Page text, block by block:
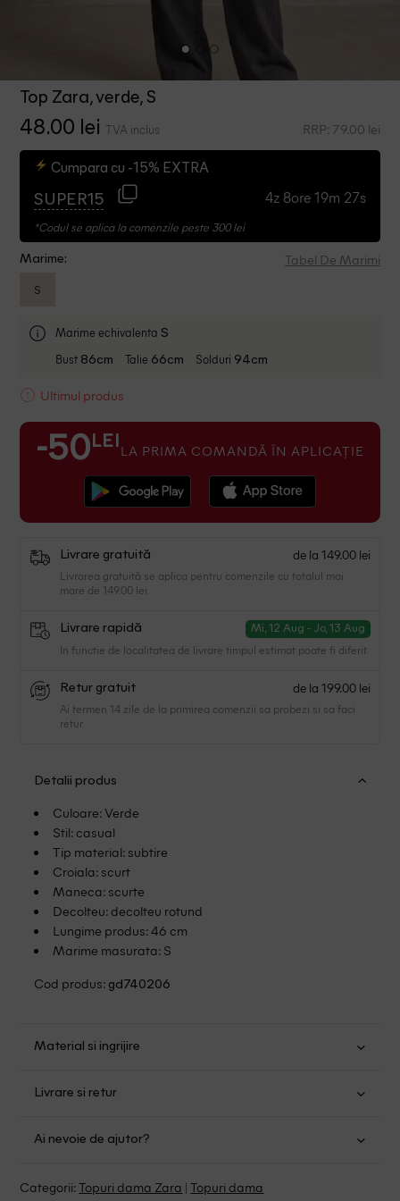
Top Zara, verde, S
48.00 lei TVA inclus RRP: 79.00 lei
Cumpara cu -15% EXTRA
SUPER15 4z 8ore 19m 26s
*Codul se aplica la comenzile peste 300 lei
Marime: Tabel De Marimi
S
Marime echivalenta S
Bust 86cm Talie 66cm Solduri 94cm
Ultimul produs
-50 LEI LA PRIMA COMANDĂ ÎN APLICAȚIE
Livrare gratuită de la 149.00 lei
Livrarea gratuită se aplica pentru comenzile cu totalul mai
mare de 149.00 lei
Livrare rapidă Mi, 12 Aug - Jo, 13 Aug
In functie de localitatea de livrare timpul estimat poate fi diferit.
Retur gratuit de la 199.00 lei
Ai termen 14 zile de la primirea comenzii sa probezi si sa faci
retur.
Detalii produs
Culoare: Verde
Stil: casual
Tip material: subtire
Croiala: scurt
Maneca: scurte
Decolteu: decolteu rotund
Lungime produs: 46 cm
Marime masurata: S
Cod produs: gd740206
Material si ingrijire
Nu folositi inalbitor
Nu uscati in uscator
Fara curatare chimica
Livrare si retur
mare de 149.00 lei.
Ai nevoie de ajutor?
Categorii:Topuri dama Zara |Topuri dama